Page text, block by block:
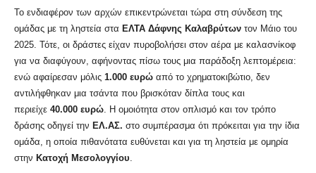
Το ενδιαφέρον των αρχών επικεντρώνεται τώρα στη σύνδεση της
ομάδας με τη ληστεία στα ΕΛΤΑ Δάφνης Καλαβρύτων τον Μάιο του
2025. Τότε, οι δράστες είχαν πυροβολήσει στον αέρα με καλασνίκοφ
για να διαφύγουν, αφήνοντας πίσω τους μια παράδοξη λεπτομέρεια:
ενώ αφαίρεσαν μόλις 1.000 ευρώ από το χρηματοκιβώτιο, δεν
αντιλήφθηκαν μια τσάντα που βρισκόταν δίπλα τους και
περιείχε 40.000 ευρώ. Η ομοιότητα στον οπλισμό και τον τρόπο
δράσης οδηγεί την ΕΛ.ΑΣ. στο συμπέρασμα ότι πρόκειται για την ίδια
ομάδα, η οποία πιθανότατα ευθύνεται και για τη ληστεία με ομηρία
στην Κατοχή Μεσολογγίου.